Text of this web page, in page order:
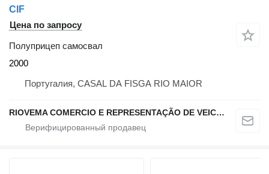
CIF
Цена по запросу
Полуприцеп самосвал
2000
Португалия, CASAL DA FISGA RIO MAIOR
RIOVEMA COMERCIO E REPRESENTAÇÃO DE VEICULOS E MAQUINAS LDA